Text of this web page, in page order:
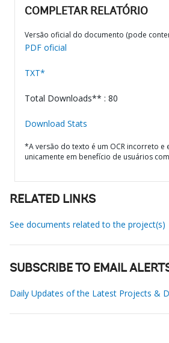
COMPLETAR RELATÓRIO
Versão oficial do documento (pode
PDF oficial
TXT*
Total Downloads** : 80
Download Stats
*A versão do texto é um OCR incorreto e
unicamente em benefício de usuários
RELATED LINKS
See documents related to the project(s)
SUBSCRIBE TO EMAIL
Daily Updates of the Latest Projects &